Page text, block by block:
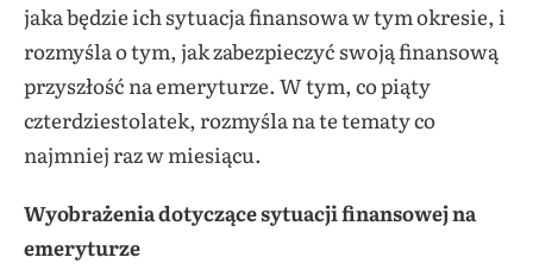
jaka będzie ich sytuacja finansowa w tym okresie, i
rozmyśla o tym, jak zabezpieczyć swoją finansową
przyszłość na emeryturze. W tym, co piąty
czterdziestolatek, rozmyśla na te tematy co
najmniej raz w miesiącu.
Wyobrażenia dotyczące sytuacji finansowej na
emeryturze